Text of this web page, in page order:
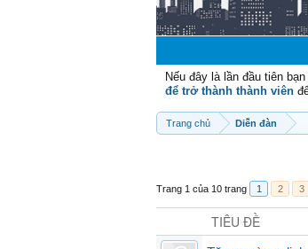
Nếu đây là lần đầu tiên
để trở thành thành viên
Trang chủ Diễn đàn
Trang 1 của 10 trang 1 2 3
TIÊU ĐỀ